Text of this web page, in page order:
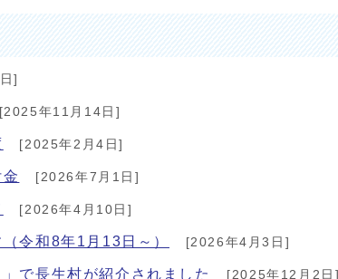
]
[2025年11月14日]
[2025年2月4日]
[2026年7月1日]
[2026年4月10日]
令和8年1月13日～） [2026年4月3日]
で長生村が紹介されました [2025年12月2日]